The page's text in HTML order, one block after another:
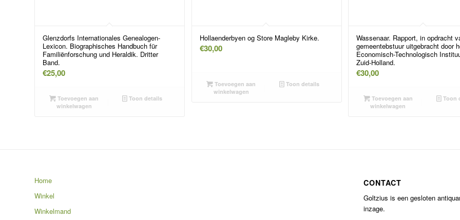
Glenzdorfs Internationales Genealogen-
Lexicon. Biographisches Handbuch für
Familiënforschung und Heraldik. Dritter
Band.
€25,00
Toevoegen aan
winkelwagen
Toon details
Hollaenderbyen og Store Magleby Kirke.
€30,00
Toevoegen aan
winkelwagen
Toon details
Wassenaar. Rapport, in opdracht
gemeentebstuur uitgebracht door
Economisch-Technologisch
Zuid-Holland.
€30,00
Toevoegen aan
winkelwagen
Toon
Home
Winkel
Winkelmand
CONTACT
Goltzius is een gesloten
inzage.